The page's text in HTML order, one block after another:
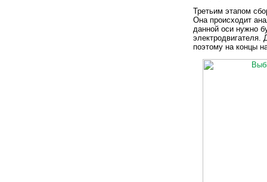
Третьим этапом
Она происходит
данной оси нужно
поэтому на концы